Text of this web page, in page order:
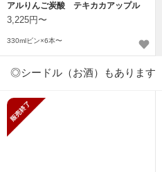
アルりんご炭酸 テキカカアップル
ソーダ
3,225円〜
330mlビン×6本〜
◎シードル（お酒）もあります